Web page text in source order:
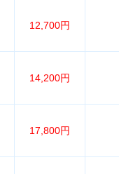
12,700円
14,200円
17,800円